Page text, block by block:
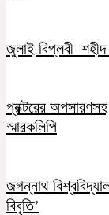
জুলাই বিপ্লবী শহীদ
প্রক্টরের
স্মারকলিপি
জগন্নাথ
বিবৃতি’